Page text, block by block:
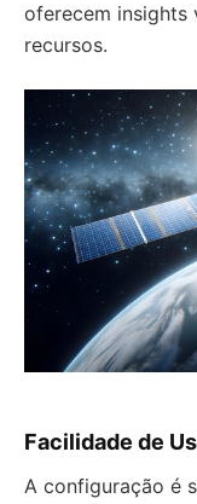
oferecem insights
recursos.
Facilidade de
A configuração é